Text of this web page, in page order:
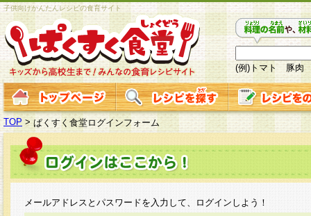
子供向けかんたんレシピの食育サイト
(例)トマト 豚肉
TOP > ぱくすく食堂ログインフォーム
メールアドレスとパスワードを入力して、ログインしよう！